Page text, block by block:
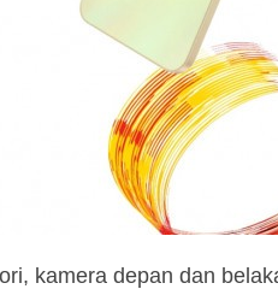
kamera depan dan